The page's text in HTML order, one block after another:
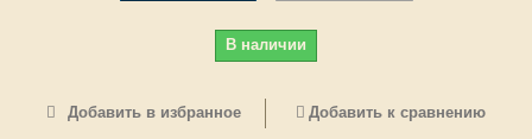
В наличии
Добавить в избранное Добавить к сравнению